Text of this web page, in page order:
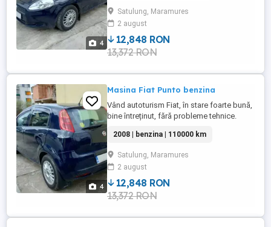
4
imediată. revizii făcute la timp interior
curat, nefumător consum redus CADOU:
set de roți de iarnă, puțin folosite Ideală
pentru oraș ...
Satulung, Maramures
2 august
12,848 RON
13,372 RON
4
Masina Fiat Punto benzina
Vând autoturism Fiat, în stare foarte bună,
bine întreținut, fără probleme tehnice.
îngrijită și pregătită pentru utilizare
imediată. revizii făcute la timp interior
curat, nefumător consum redus CADOU:
set de roți de iarnă, puțin folosite Ideală
pentru oraș ...
2008 | benzina | 110000 km
Satulung, Maramures
2 august
12,848 RON
13,372 RON